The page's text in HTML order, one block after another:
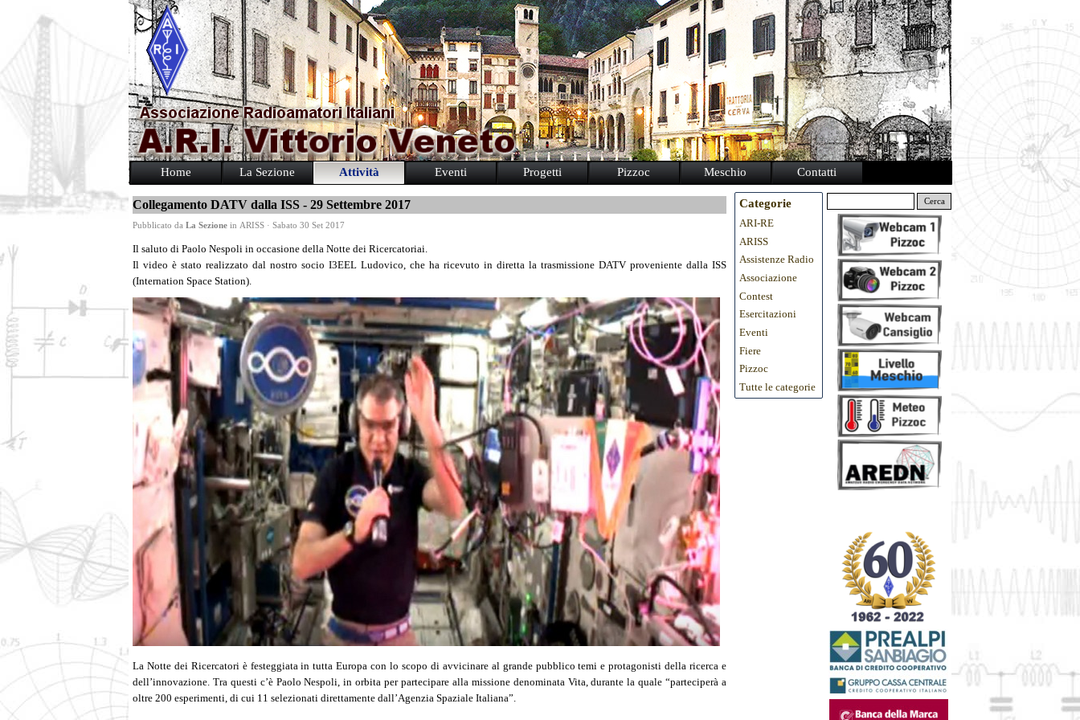
Home La Sezione Attività Eventi Progetti Pizzoc Meschio Contatti
Cerca
Collegamento DATV dalla ISS - 29 Settembre 2017
Pubblicato da La Sezione in ARISS · Sabato 30 Set 2017
Il saluto di Paolo Nespoli in occasione della Notte dei Ricercatoriai.
Il video è stato realizzato dal nostro socio I3EEL Ludovico, che ha ricevuto in diretta la trasmissione DATV proveniente dalla ISS
(Internation Space Station).
La Notte dei Ricercatori è festeggiata in tutta Europa con lo scopo di avvicinare al grande pubblico temi e protagonisti della ricerca e
dell’innovazione. Tra questi c’è Paolo Nespoli, in orbita per partecipare alla missione denominata Vita, durante la quale “parteciperà a
oltre 200 esperimenti, di cui 11 selezionati direttamente dall’Agenzia Spaziale Italiana”.
Categorie
ARI-RE
ARISS
Assistenze Radio
Associazione
Contest
Esercitazioni
Eventi
Fiere
Pizzoc
Tutte le categorie